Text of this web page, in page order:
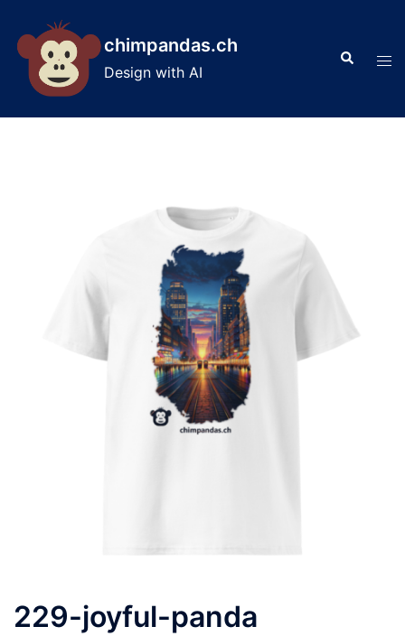
content
chimpandas.ch
Design with AI
Search
229-joyful-panda